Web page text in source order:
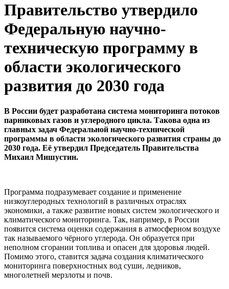
Правительство утвердило
Федеральную научно-
техническую программу в
области экологического
развития до 2030 года
В России будет разработана система мониторинга потоков
парниковых газов и углеродного цикла. Такова одна из
главных задач Федеральной научно-технической
программы в области экологического развития страны до
2030 года. Её утвердил Председатель Правительства
Михаил Мишустин.
Программа подразумевает создание и применение
низкоуглеродных технологий в различных отраслях
экономики, а также развитие новых систем экологического и
климатического мониторинга. Так, например, в России
появится система оценки содержания в атмосферном воздухе
так называемого чёрного углерода. Он образуется при
неполном сгорании топлива и опасен для здоровья людей.
Помимо этого, ставится задача создания климатического
мониторинга поверхностных вод суши, ледников,
многолетней мерзлоты и почв.